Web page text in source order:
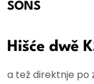
SONS
Hišće dwě
a tež direktnje po